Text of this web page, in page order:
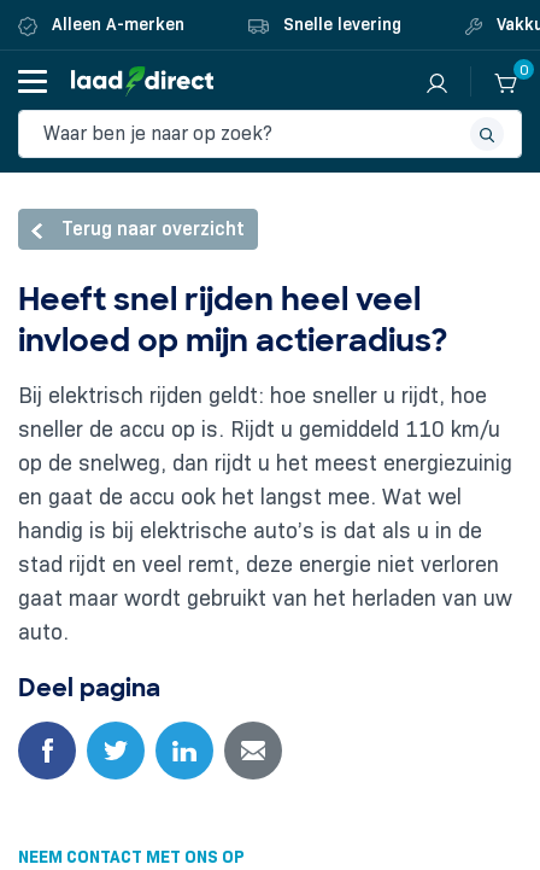
Alleen A-merken Snelle levering
0
Terug naar overzicht
Heeft snel rijden heel veel
invloed op mijn actieradius?
Bij elektrisch rijden geldt: hoe sneller u rijdt, hoe
sneller de accu op is. Rijdt u gemiddeld 110 km/u
op de snelweg, dan rijdt u het meest energiezuinig
en gaat de accu ook het langst mee. Wat wel
handig is bij elektrische auto’s is dat als u in de
stad rijdt en veel remt, deze energie niet verloren
gaat maar wordt gebruikt van het herladen van uw
auto.
Deel pagina
NEEM CONTACT MET ONS OP